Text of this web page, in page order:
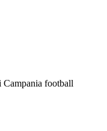
football